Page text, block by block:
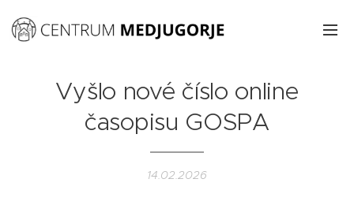
Vyšlo nové číslo online
časopisu GOSPA
14.02.2026